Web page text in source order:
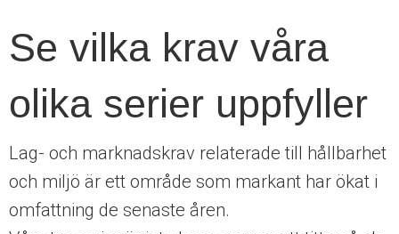
Se vilka krav våra
olika serier uppfyller
Lag- och marknadskrav relaterade till hållbarhet
och miljö är ett område som markant har ökat i
omfattning de senaste åren.